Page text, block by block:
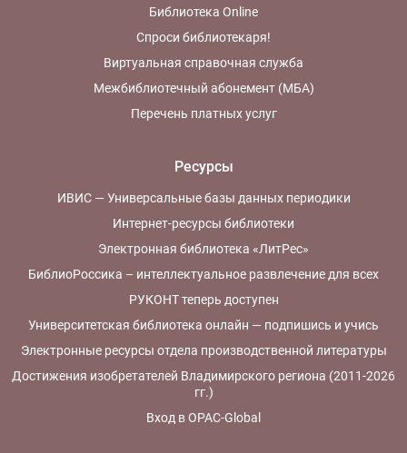
Библиотека Online
Спроси библиотекаря!
Виртуальная справочная служба
Межбиблиотечный абонемент (МБА)
Перечень платных услуг
Ресурсы
ИВИС — Универсальные базы данных периодики
Интернет-ресурсы библиотеки
Электронная библиотека «ЛитРес»
БиблиоРоссика – интеллектуальное развлечение для всех
РУКОНТ теперь доступен
Университетская библиотека онлайн — подпишись и учись
Электронные ресурсы отдела производственной литературы
Достижения изобретателей Владимирского региона (2011-2026
гг.)
Вход в OPAC-Global